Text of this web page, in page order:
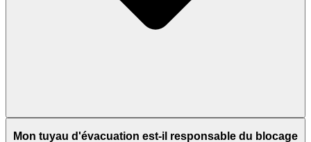
Mon tuyau d'évacuation est-il responsable du blocage